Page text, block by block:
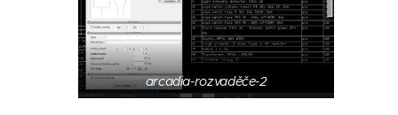
arcadia-rozvaděče-2